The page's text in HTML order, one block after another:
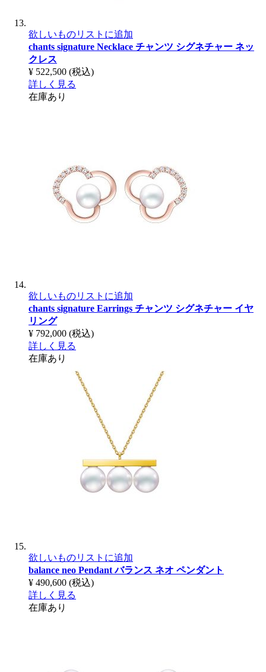
欲しいものリストに追加
chants signature Necklace チャンツ シグネチャー ネッ
クレス
¥ 522,500 (税込)
詳しく見る
在庫あり
欲しいものリストに追加
chants signature Earrings チャンツ シグネチャー イヤ
リング
¥ 792,000 (税込)
詳しく見る
在庫あり
欲しいものリストに追加
balance neo Pendantバランス ネオ ペンダント
¥ 490,600 (税込)
詳しく見る
在庫あり